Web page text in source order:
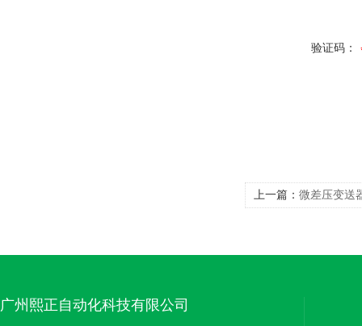
验证码：
上一篇： 微差压变送
广州熙正自动化科技有限公司